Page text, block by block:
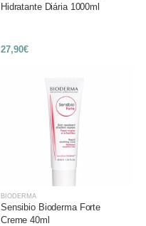
Hidratante Diária 1000ml
27,90€
BIODERMA
Sensibio Bioderma Forte
Creme 40ml